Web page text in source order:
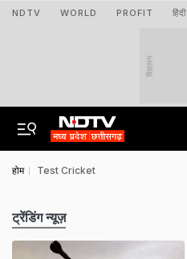
NDTV WORLD PROFIT हिंदी
विज्ञापन
होम Test Cricket
ट्रेंडिंग न्यूज़